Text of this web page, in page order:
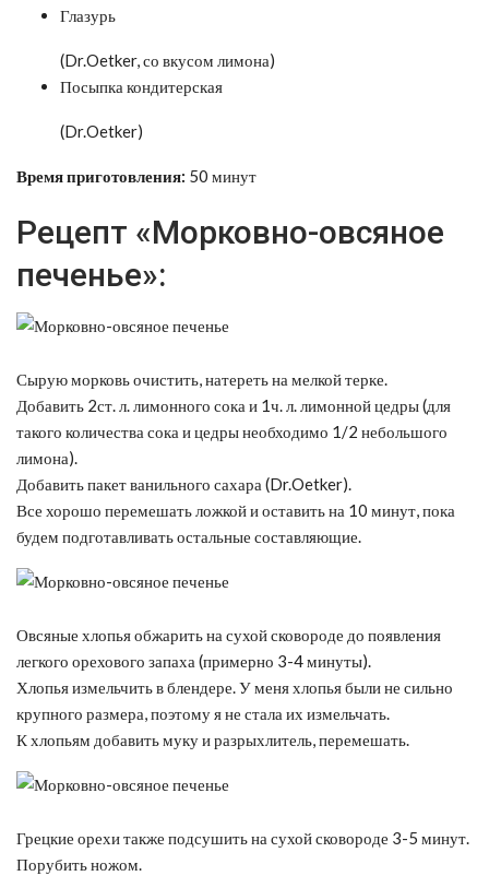
Глазурь
(Dr.Oetker, со вкусом лимона)
Посыпка кондитерская
(Dr.Oetker)
Время приготовления: 50 минут
Рецепт «Морковно-овсяное
печенье»:
Сырую морковь очистить, натереть на мелкой терке.
Добавить 2ст. л. лимонного сока и 1ч. л. лимонной цедры (для
такого количества сока и цедры необходимо 1/2 небольшого
лимона).
Добавить пакет ванильного сахара (Dr.Oetker).
Все хорошо перемешать ложкой и оставить на 10 минут, пока
будем подготавливать остальные составляющие.
Овсяные хлопья обжарить на сухой сковороде до появления
легкого орехового запаха (примерно 3-4 минуты).
Хлопья измельчить в блендере. У меня хлопья были не сильно
крупного размера, поэтому я не стала их измельчать.
К хлопьям добавить муку и разрыхлитель, перемешать.
Грецкие орехи также подсушить на сухой сковороде 3-5 минут.
Порубить ножом.